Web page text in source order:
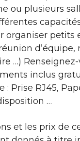
ou plusieurs
organiser petits
d’équipe,
…)
inclus
: Prise RJ45,
…
et les prix de